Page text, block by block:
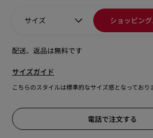
サイズ ショッピン
配送、返品は無料です
サイズガイド
こちらのスタイルは標準的なサイズ感となっており
電話で注文する